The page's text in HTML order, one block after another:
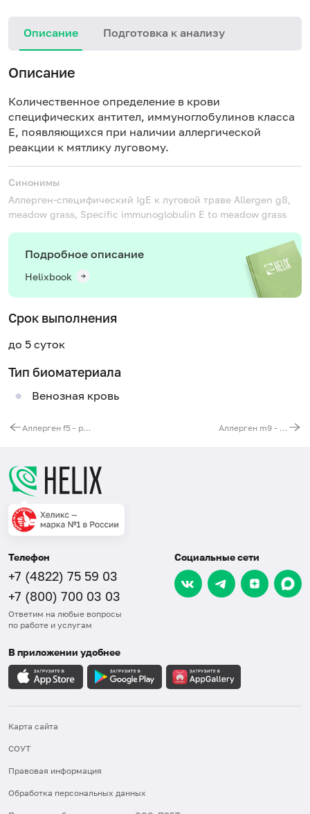
Описание Подготовка к анализу
Описание
Количественное определение в крови
специфических антител, иммуноглобулинов класса
E, появляющихся при наличии аллергической
реакции к мятлику луговому.
Синонимы
Аллерген-специфический IgE к луговой траве Allergen g8,
meadow grass, Specific immunoglobulin E to meadow grass
Подробное описание
Helixbook
Срок выполнения
до 5 суток
Тип биоматериала
Венозная кровь
Аллерген f5 - рожь, ржаная мука, IgE, ИФА Аллерген m9 - плесневый гриб Fusarium proliferatum (F. moniliforme), IgE, ИФА
Телефон
+7 (4822) 75 59 03
+7 (800) 700 03 03
Ответим на любые вопросы
по работе и услугам
Социальные сети
В приложении удобнее
Карта сайта
СОУТ
Правовая информация
Обработка персональных данных